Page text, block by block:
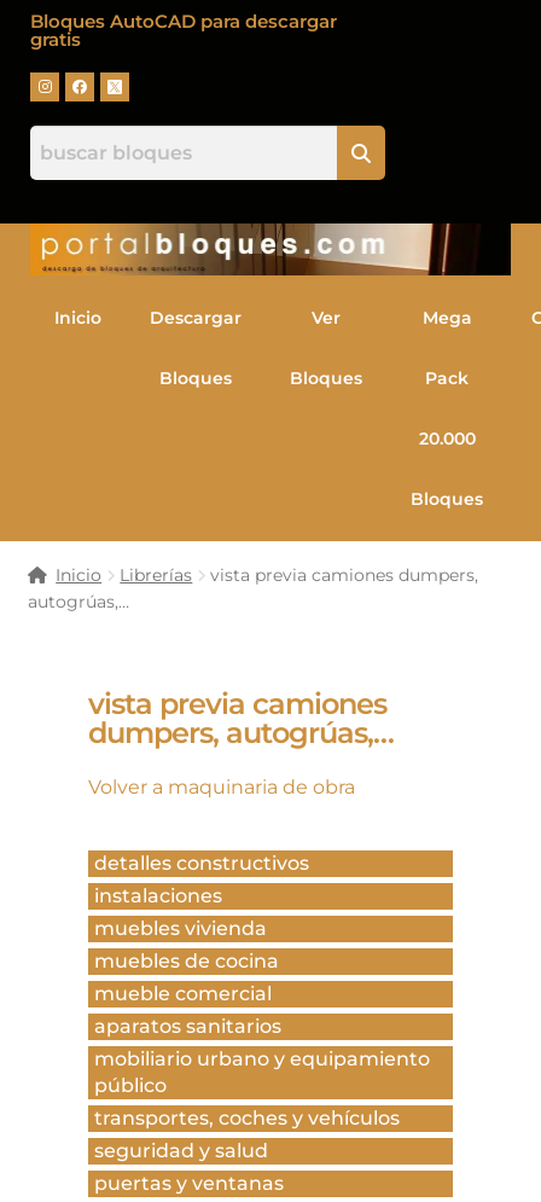
Bloques AutoCAD para descargar
gratis
Inicio Descargar
Bloques
Ver
Bloques
Mega
Pack
20.000
Bloques
Inicio Librerías
vista previa camiones dumpers,
autogrúas,…
vista previa camiones
dumpers, autogrúas,…
Volver a maquinaria de obra
detalles constructivos
instalaciones
muebles vivienda
muebles de cocina
mueble comercial
aparatos sanitarios
mobiliario urbano y equipamiento
público
transportes, coches y vehículos
seguridad y salud
puertas y ventanas